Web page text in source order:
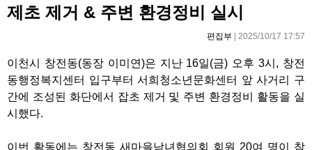
제초 제거 & 주변 환경정비 실시
편집부 | 2025/10/17 17:57
이천시 창전동(동장 이미연)은 지난 16일(금) 오후3시 , 창전
동행정복지센터 입구부터 서희청소년문화센터 앞 사거리 구
간에 조성된 화단에서 잡초 제거 및 주변 환경정비 활동을 실
시했다.
이번 활동에는 창전동 새마을남녀협의회 회원 20여 명이 참